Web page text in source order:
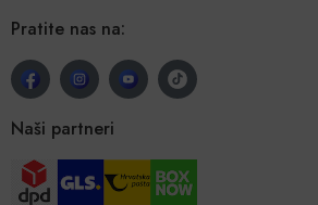
Pratite nas na:
Naši partneri